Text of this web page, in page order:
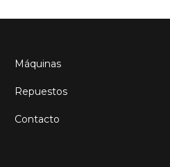
Máquinas
Repuestos
Contacto